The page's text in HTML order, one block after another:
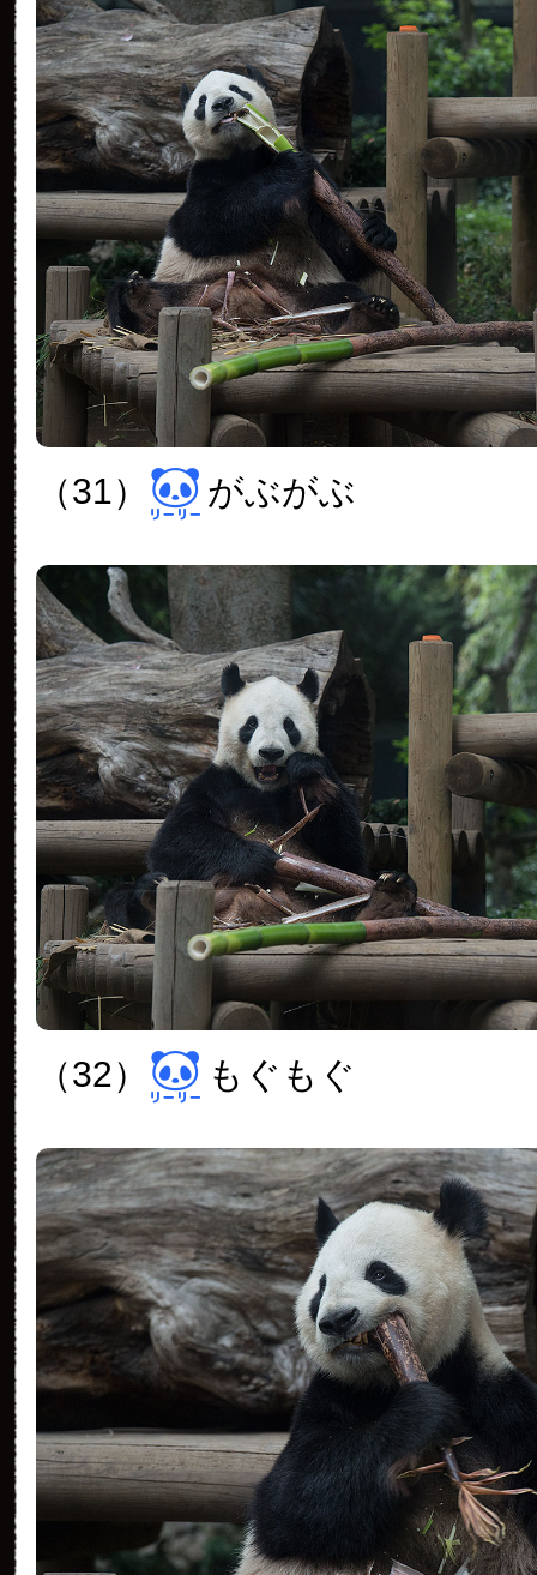
（31） がぶがぶ
（32） もぐもぐ